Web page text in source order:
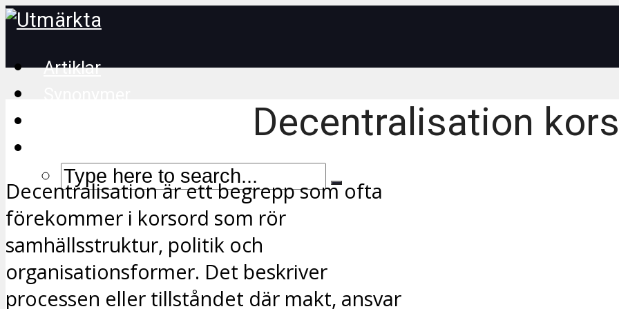
Artiklar
Decentralisation
Decentralisation är ett begrepp som ofta
förekommer i korsord som rör
samhällsstruktur, politik och
organisationsformer. Det beskriver
processen eller tillståndet där makt, ansvar